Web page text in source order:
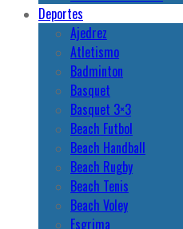
Deportes
Ajedrez
Atletismo
Badminton
Basquet
Basquet 3×3
Beach Futbol
Beach Handball
Beach Rugby
Beach Tenis
Beach Voley
Esgrima